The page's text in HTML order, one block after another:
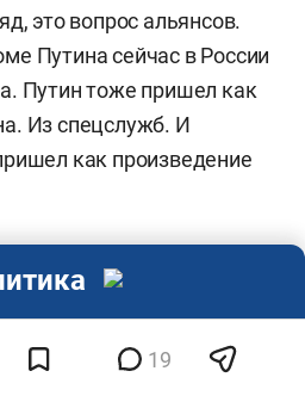
это вопрос альянсов.
Путина сейчас в России
Путин тоже пришел как
Из спецслужб. И
как произведение
нас теперь ждет.
по-прежнему будет
юридических оснований
ему что, надо уходить
19